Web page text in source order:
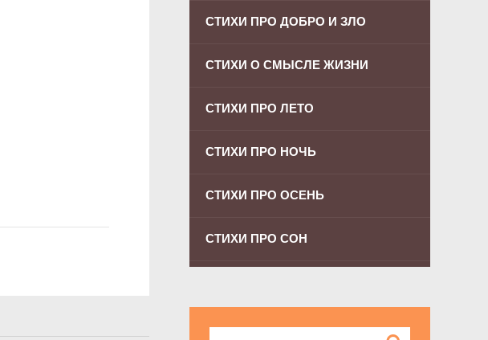
СТИХИ ПРО ДОБРО И ЗЛО
СТИХИ О СМЫСЛЕ ЖИЗНИ
СТИХИ ПРО ЛЕТО
СТИХИ ПРО НОЧЬ
СТИХИ ПРО ОСЕНЬ
СТИХИ ПРО СОН